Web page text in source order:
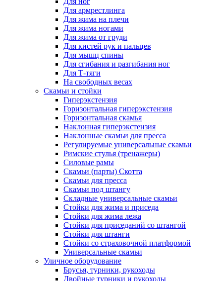
Для армрестлинга
Для жима на плечи
Для жима ногами
Для жима от груди
Для кистей рук и пальцев
Для мышц спины
Для сгибания и разгибания ног
Для Т-тяги
На свободных весах
Скамьи и стойки
Гиперэкстензия
Горизонтальная гиперэкстензия
Горизонтальная скамья
Наклонная гиперэкстензия
Наклонные скамьи для пресса
Регулируемые универсальные скамьи
Римские стулья (тренажеры)
Силовые рамы
Скамьи (парты) Скотта
Скамьи для пресса
Скамьи под штангу
Складные универсальные скамьи
Стойки для жима и приседа
Стойки для жима лежа
Стойки для приседаний со штангой
Стойки для штанги
Стойки со страховочной платформой
Универсальные скамьи
Уличное оборудование
Брусья, турники, рукоходы
Двойные турники и рукоходы